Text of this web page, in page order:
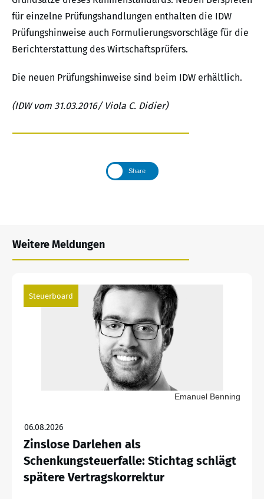
für einzelne Prüfungshandlungen enthalten die IDW
Prüfungshinweise auch Formulierungsvorschläge für die
Berichterstattung des Wirtschaftsprüfers.
Die neuen Prüfungshinweise sind beim IDW erhältlich.
(IDW vom 31.03.2016/ Viola C. Didier)
Share
Weitere Meldungen
Steuerboard
Emanuel Benning
06.08.2026
Zinslose Darlehen als
Schenkungsteuerfalle: Stichtag schlägt
spätere Vertragskorrektur